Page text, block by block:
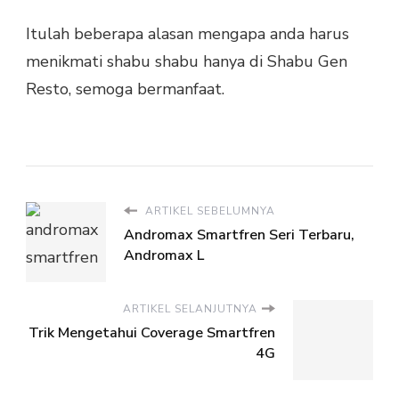
Itulah beberapa alasan mengapa anda harus
menikmati shabu shabu hanya di Shabu Gen
Resto, semoga bermanfaat.
ARTIKEL SEBELUMNYA
Andromax Smartfren Seri Terbaru,
Andromax L
ARTIKEL SELANJUTNYA
Trik Mengetahui Coverage Smartfren
4G